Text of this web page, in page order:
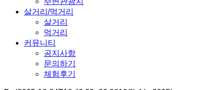
살거리/먹거리
살거리
먹거리
커뮤니티
공지사항
문의하기
체험후기